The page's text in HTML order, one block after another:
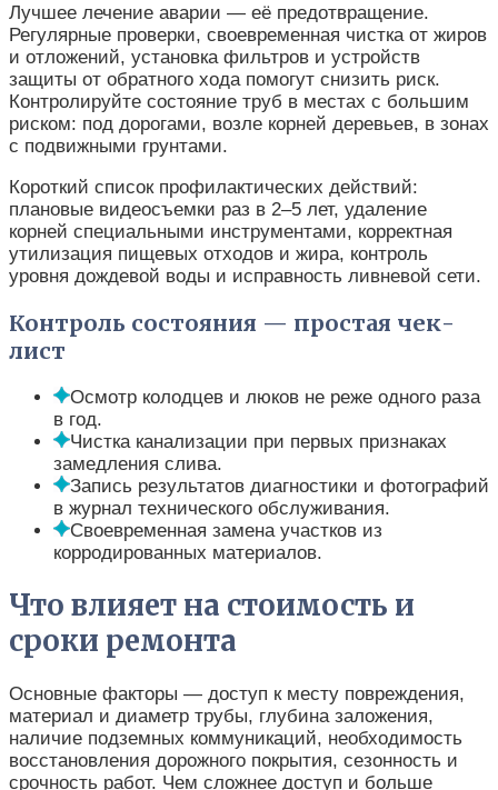
Лучшее лечение аварии — её предотвращение.
Регулярные проверки, своевременная чистка от жиров
и отложений, установка фильтров и устройств
защиты от обратного хода помогут снизить риск.
Контролируйте состояние труб в местах с большим
риском: под дорогами, возле корней деревьев, в зонах
с подвижными грунтами.
Короткий список профилактических действий:
плановые видеосъемки раз в 2–5 лет, удаление
корней специальными инструментами, корректная
утилизация пищевых отходов и жира, контроль
уровня дождевой воды и исправность ливневой сети.
Контроль состояния — простая чек-
лист
Осмотр колодцев и люков не реже одного раза
в год.
Чистка канализации при первых признаках
замедления слива.
Запись результатов диагностики и фотографий
в журнал технического обслуживания.
Своевременная замена участков из
корродированных материалов.
Что влияет на стоимость и
сроки ремонта
Основные факторы — доступ к месту повреждения,
материал и диаметр трубы, глубина заложения,
наличие подземных коммуникаций, необходимость
восстановления дорожного покрытия, сезонность и
срочность работ. Чем сложнее доступ и больше